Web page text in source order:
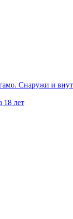
Снаружи и
18 лет